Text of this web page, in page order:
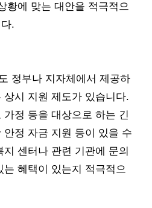
황에 맞는 대안을 적극적으
.
정부나 지자체에서 제공하
시 지원 제도가 있습니다.
정 등을 대상으로 하는 긴
안정 자금 지원 등이 있을 수
센터나 관련 기관에 문의
혜택이 있는지 적극적으